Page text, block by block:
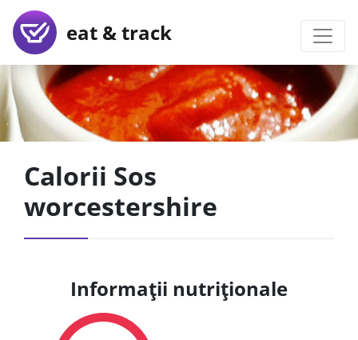
eat & track
Calorii Sos
worcestershire
Informații nutriționale